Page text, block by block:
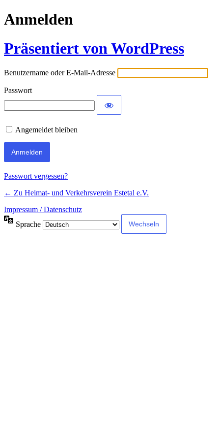
Anmelden
Präsentiert von WordPress
Benutzername oder E-Mail-Adresse
Passwort
Angemeldet bleiben
Passwort vergessen?
← Zu Heimat- und Verkehrsverein Estetal e.V.
Impressum / Datenschutz
Sprache